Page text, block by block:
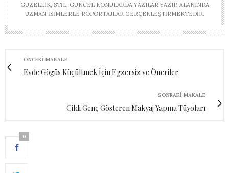
GÜZELLIK, STIL, GÜNCEL KONULARDA YAZILAR YAZIP, ALANINDA
UZMAN ISIMLERLE RÖPORTAJLAR GERÇEKLEŞTIRMEKTEDIR.
ÖNCEKI MAKALE
Evde Göğüs Küçültmek İçin Egzersiz ve Öneriler
SONRAKI MAKALE
Cildi Genç Gösteren Makyaj Yapma Tüyoları
0